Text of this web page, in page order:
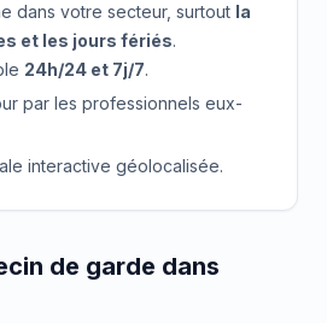
dans votre secteur, surtout la
et les jours fériés.
24h/24 et 7j/7.
par les professionnels eux-
interactive géolocalisée.
de garde dans